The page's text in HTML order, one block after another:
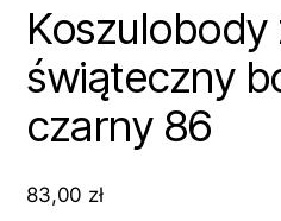
świąteczny
czarny 86
83,00 zł